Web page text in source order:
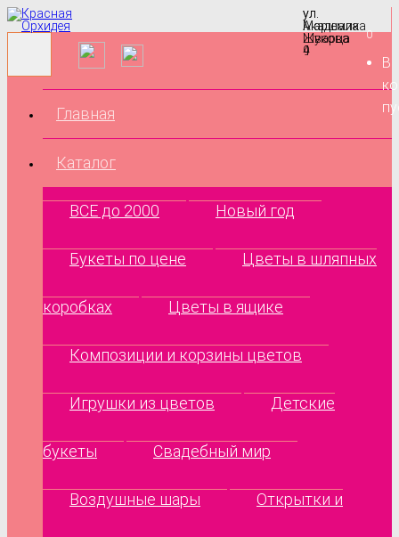
ул.
Маршала
Жукова
9
ул.
Академика
Шварца
4
0
В
Главная
Каталог
ВСЕ до 2000 Новый год
Букеты по цене Цветы в шляпных
коробках Цветы в ящике
Композиции и корзины цветов
Игрушки из цветов Детские
букеты Свадебный мир
Воздушные шары Открытки и